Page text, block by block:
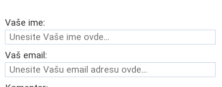
Vaše ime:
Vaš email: